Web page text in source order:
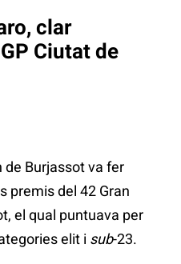
clar
Ciutat de
de Burjassot va fer
premis del 42 Gran
el qual puntuava per
elit i sub-23.